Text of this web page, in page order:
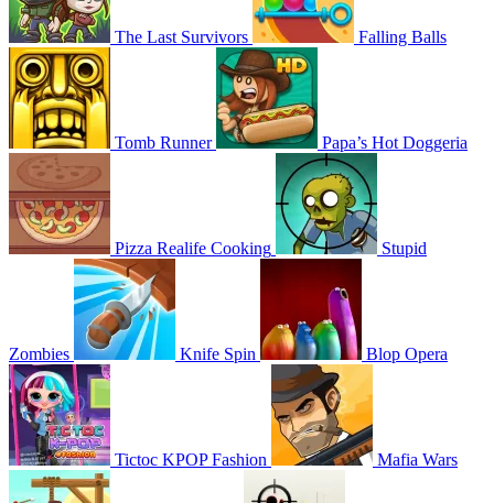
The Last Survivors Falling Balls
Tomb Runner Papa’s Hot Doggeria
Pizza Realife Cooking Stupid
Zombies Knife Spin Blop Opera
Tictoc KPOP Fashion Mafia Wars